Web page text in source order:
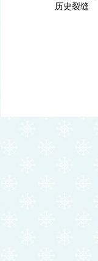
历史裂缝